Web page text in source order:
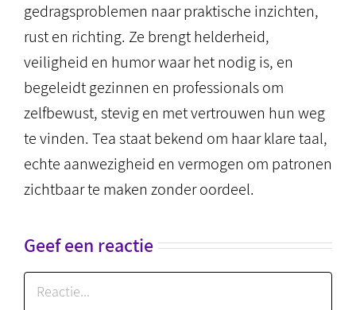
gedragsproblemen naar praktische inzichten,
rust en richting. Ze brengt helderheid,
veiligheid en humor waar het nodig is, en
begeleidt gezinnen en professionals om
zelfbewust, stevig en met vertrouwen hun weg
te vinden. Tea staat bekend om haar klare taal,
echte aanwezigheid en vermogen om patronen
zichtbaar te maken zonder oordeel.
Geef een reactie
Reactie